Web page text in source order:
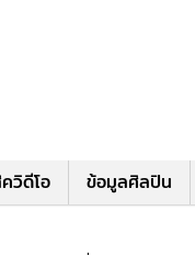
วิดีโอ ข้อมูลศิลปิน